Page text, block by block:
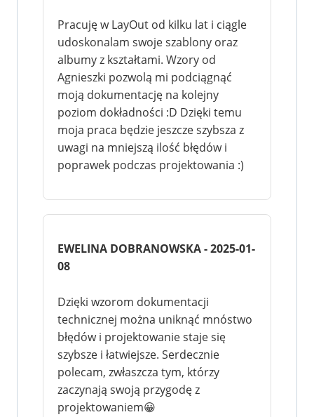
Pracuję w LayOut od kilku lat i ciągle
udoskonalam swoje szablony oraz
albumy z kształtami. Wzory od
Agnieszki pozwolą mi podciągnąć
moją dokumentację na kolejny
poziom dokładności :D Dzięki temu
moja praca będzie jeszcze szybsza z
uwagi na mniejszą ilość błędów i
poprawek podczas projektowania :)
EWELINA DOBRANOWSKA - 2025-01-
08
Dzięki wzorom dokumentacji
technicznej można uniknąć mnóstwo
błędów i projektowanie staje się
szybsze i łatwiejsze. Serdecznie
polecam, zwłaszcza tym, którzy
zaczynają swoją przygodę z
projektowaniem😀